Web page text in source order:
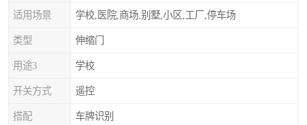
适用场景 学校,医院,商场,别墅,小区,工厂,停车场
类型 伸缩门
用途3 学校
开关方式 遥控
搭配 车牌识别